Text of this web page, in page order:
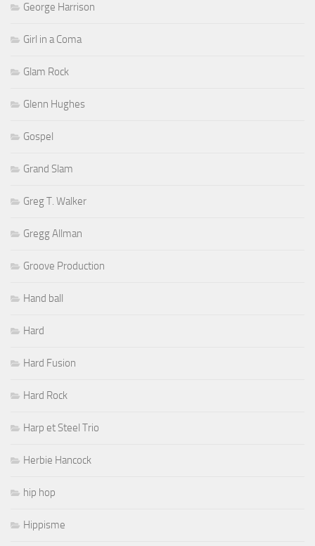
George Harrison
Girl in a Coma
Glam Rock
Glenn Hughes
Gospel
Grand Slam
Greg T. Walker
Gregg Allman
Groove Production
Hand ball
Hard
Hard Fusion
Hard Rock
Harp et Steel Trio
Herbie Hancock
hip hop
Hippisme